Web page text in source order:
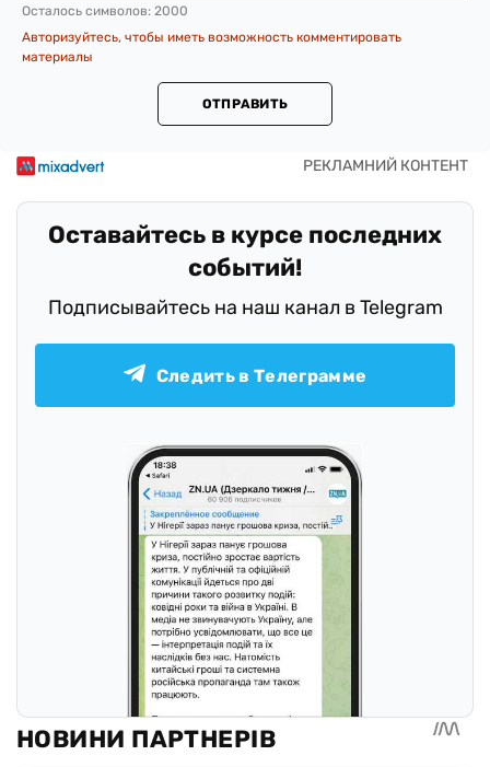
Осталось символов: 2000
Авторизуйтесь, чтобы иметь возможность комментировать
материалы
ОТПРАВИТЬ
Оставайтесь в курсе последних
событий!
Подписывайтесь на наш канал в Telegram
Следить в Телеграмме